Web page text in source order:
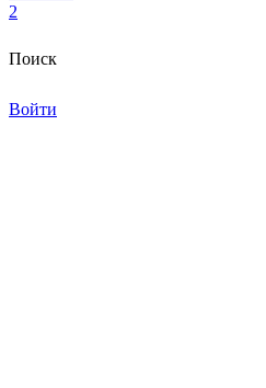
2
Поиск
Войти